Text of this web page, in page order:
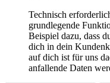
Technisch
grundlegende
Beispiel dazu, dass
dich in dein
auf dich ist für uns
anfallende Daten